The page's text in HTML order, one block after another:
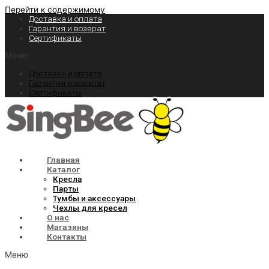
Перейти к содержимому
Доставка и оплата
Гарантия и возврат
Сертификаты
Меню
Доставка и оплата
Гарантия и возврат
Сертификаты
Главная
Каталог
Кресла
Парты
Тумбы и аксессуары
Чехлы для кресел
О нас
Магазины
Контакты
Меню